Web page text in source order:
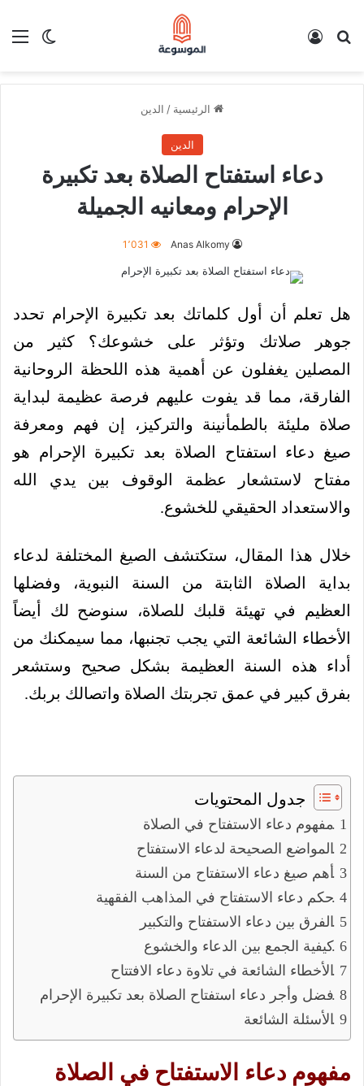
الوضع بحث عن
الرئيسية / الدين
الدين
دعاء استفتاح الصلاة بعد تكبيرة
الإحرام ومعانيه الجميلة
Anas Alkomy 1٬031
هل تعلم أن أول كلماتك بعد تكبيرة الإحرام تحدد
جوهر صلاتك وتؤثر على خشوعك؟ كثير من
المصلين يغفلون عن أهمية هذه اللحظة الروحانية
الفارقة، مما قد يفوت عليهم فرصة عظيمة لبداية
صلاة مليئة بالطمأنينة والتركيز، إن فهم ومعرفة
صيغ دعاء استفتاح الصلاة بعد تكبيرة الإحرام هو
مفتاح لاستشعار عظمة الوقوف بين يدي الله
والاستعداد الحقيقي للخشوع.
خلال هذا المقال، ستكتشف الصيغ المختلفة لدعاء
بداية الصلاة الثابتة من السنة النبوية، وفضلها
العظيم في تهيئة قلبك للصلاة، سنوضح لك أيضاً
الأخطاء الشائعة التي يجب تجنبها، مما سيمكنك من
أداء هذه السنة العظيمة بشكل صحيح وستشعر
بفرق كبير في عمق تجربتك الصلاة واتصالك بربك.
جدول المحتويات
مفهوم دعاء الاستفتاح في الصلاة
المواضع الصحيحة لدعاء الاستفتاح
أهم صيغ دعاء الاستفتاح من السنة
حكم دعاء الاستفتاح في المذاهب الفقهية
الفرق بين دعاء الاستفتاح والتكبير
كيفية الجمع بين الدعاء والخشوع
الأخطاء الشائعة في تلاوة دعاء الافتتاح
فضل وأجر دعاء استفتاح الصلاة بعد تكبيرة الإحرام
الأسئلة الشائعة
مفهوم دعاء الاستفتاح في الصلاة